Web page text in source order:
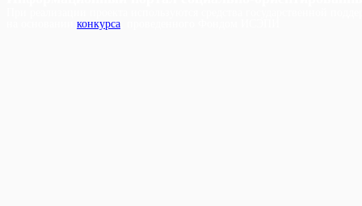
конкурса